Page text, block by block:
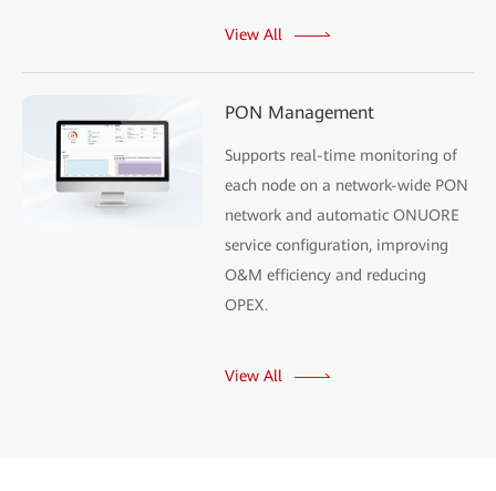
View All
PON Management
Supports real-time monitoring of
each node on a network-wide PON
network and automatic ONUORE
service configuration, improving
O&M efficiency and reducing
OPEX.
View All